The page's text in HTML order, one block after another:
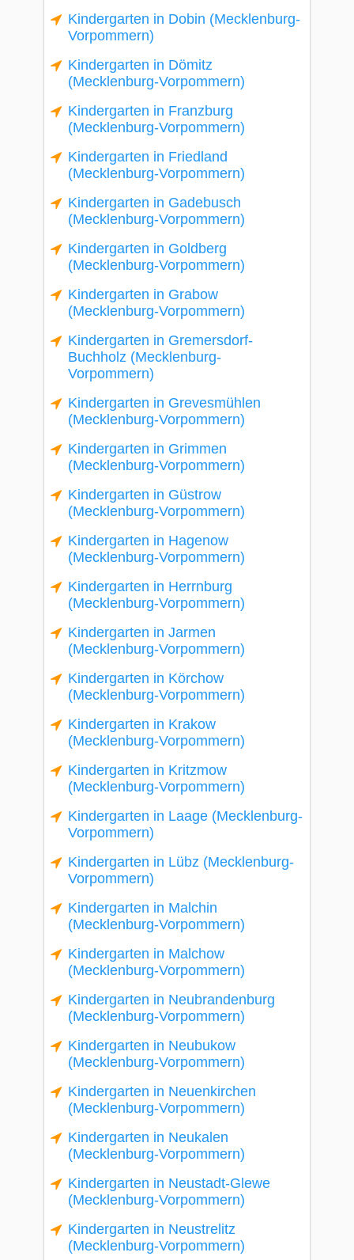
Kindergarten in Dobin (Mecklenburg-
Vorpommern)
Kindergarten in Dömitz
(Mecklenburg-Vorpommern)
Kindergarten in Franzburg
(Mecklenburg-Vorpommern)
Kindergarten in Friedland
(Mecklenburg-Vorpommern)
Kindergarten in Gadebusch
(Mecklenburg-Vorpommern)
Kindergarten in Goldberg
(Mecklenburg-Vorpommern)
Kindergarten in Grabow
(Mecklenburg-Vorpommern)
Kindergarten in Gremersdorf-
Buchholz (Mecklenburg-
Vorpommern)
Kindergarten in Grevesmühlen
(Mecklenburg-Vorpommern)
Kindergarten in Grimmen
(Mecklenburg-Vorpommern)
Kindergarten in Güstrow
(Mecklenburg-Vorpommern)
Kindergarten in Hagenow
(Mecklenburg-Vorpommern)
Kindergarten in Herrnburg
(Mecklenburg-Vorpommern)
Kindergarten in Jarmen
(Mecklenburg-Vorpommern)
Kindergarten in Körchow
(Mecklenburg-Vorpommern)
Kindergarten in Krakow
(Mecklenburg-Vorpommern)
Kindergarten in Kritzmow
(Mecklenburg-Vorpommern)
Kindergarten in Laage (Mecklenburg-
Vorpommern)
Kindergarten in Lübz (Mecklenburg-
Vorpommern)
Kindergarten in Malchin
(Mecklenburg-Vorpommern)
Kindergarten in Malchow
(Mecklenburg-Vorpommern)
Kindergarten in Neubrandenburg
(Mecklenburg-Vorpommern)
Kindergarten in Neubukow
(Mecklenburg-Vorpommern)
Kindergarten in Neuenkirchen
(Mecklenburg-Vorpommern)
Kindergarten in Neukalen
(Mecklenburg-Vorpommern)
Kindergarten in Neustadt-Glewe
(Mecklenburg-Vorpommern)
Kindergarten in Neustrelitz
(Mecklenburg-Vorpommern)